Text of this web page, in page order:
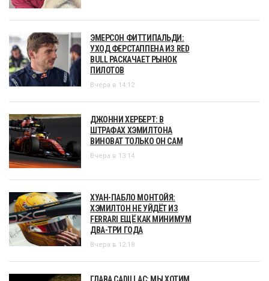
ЭМЕРСОН ФИТТИПАЛЬДИ:
УХОД ФЕРСТАППЕНА ИЗ RED
BULL РАСКАЧАЕТ РЫНОК
ПИЛОТОВ
Вчера в 14:12
ДЖОННИ ХЕРБЕРТ: В
ШТРАФАХ ХЭМИЛТОНА
ВИНОВАТ ТОЛЬКО ОН САМ
Вчера в 13:14
ХУАН-ПАБЛО МОНТОЙЯ:
ХЭМИЛТОН НЕ УЙДЁТ ИЗ
FERRARI ЕЩЁ КАК МИНИМУМ
ДВА-ТРИ ГОДА
Вчера в 12:18